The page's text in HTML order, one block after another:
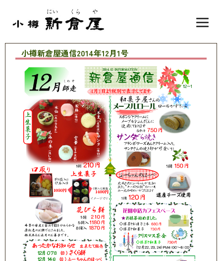
小樽新倉屋通信2014年12月1号